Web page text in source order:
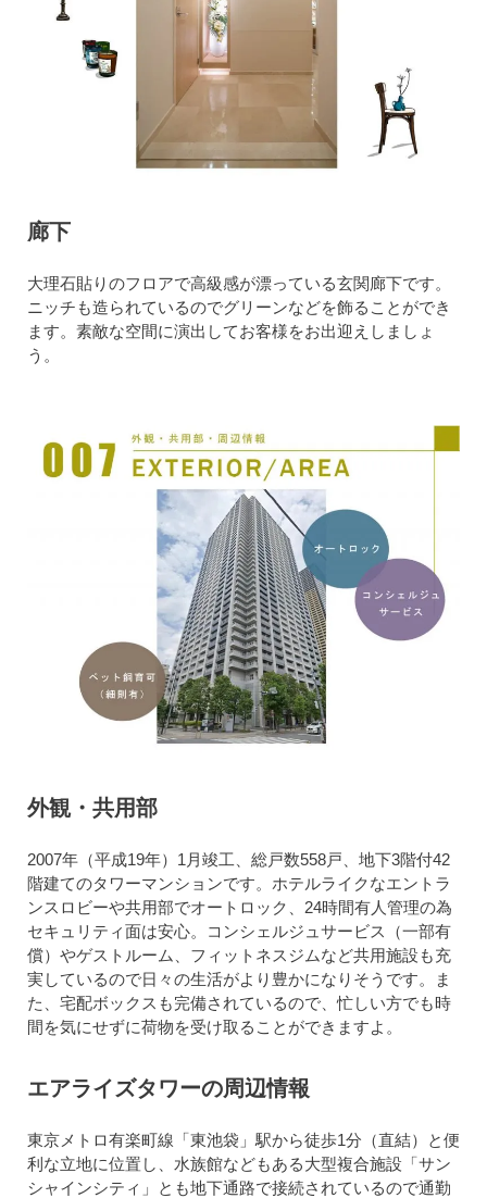
廊下
大理石貼りのフロアで高級感が漂っている玄関廊下です。
ニッチも造られているのでグリーンなどを飾ることができ
ます。素敵な空間に演出してお客様をお出迎えしましょ
う。
外観・共用部
2007年（平成19年）1月竣工、総戸数558戸、地下3階付42
階建てのタワーマンションです。ホテルライクなエントラ
ンスロビーや共用部でオートロック、24時間有人管理の為
セキュリティ面は安心。コンシェルジュサービス（一部有
償）やゲストルーム、フィットネスジムなど共用施設も充
実しているので日々の生活がより豊かになりそうです。ま
た、宅配ボックスも完備されているので、忙しい方でも時
間を気にせずに荷物を受け取ることができますよ。
エアライズタワーの周辺情報
東京メトロ有楽町線「東池袋」駅から徒歩1分（直結）と便
利な立地に位置し、水族館などもある大型複合施設「サン
シャインシティ」とも地下通路で接続されているので通勤